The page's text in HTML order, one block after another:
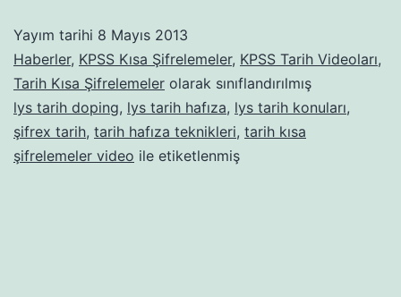
Yayım tarihi 8 Mayıs 2013
Haberler, KPSS Kısa Şifrelemeler, KPSS Tarih Videoları,
Tarih Kısa Şifrelemeler olarak sınıflandırılmış
lys tarih doping, lys tarih hafıza, lys tarih konuları,
şifrex tarih, tarih hafıza teknikleri, tarih kısa
şifrelemeler video ile etiketlenmiş